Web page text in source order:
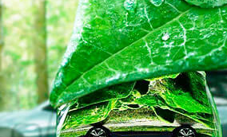
¿Qué puede pasar con tu
vehículo si permanece
varios días sin usar?